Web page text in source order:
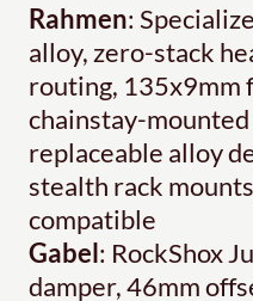
Rahmen:
alloy, zero-stack
routing, 135x9mm
chainstay-mounted
replaceable alloy
stealth rack
compatible
Gabel: RockShox
damper, 46mm